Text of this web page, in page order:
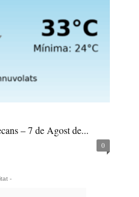
– 7 de Agost de...
0
-